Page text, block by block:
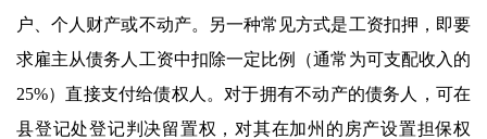
户、个人财产或不动产。另一种常见方式是工资扣押，即要
求雇主从债务人工资中扣除一定比例（通常为可支配收入的
25%）直接支付给债权人。对于拥有不动产的债务人，可在
县登记处登记判决留置权，对其在加州的房产设置担保权